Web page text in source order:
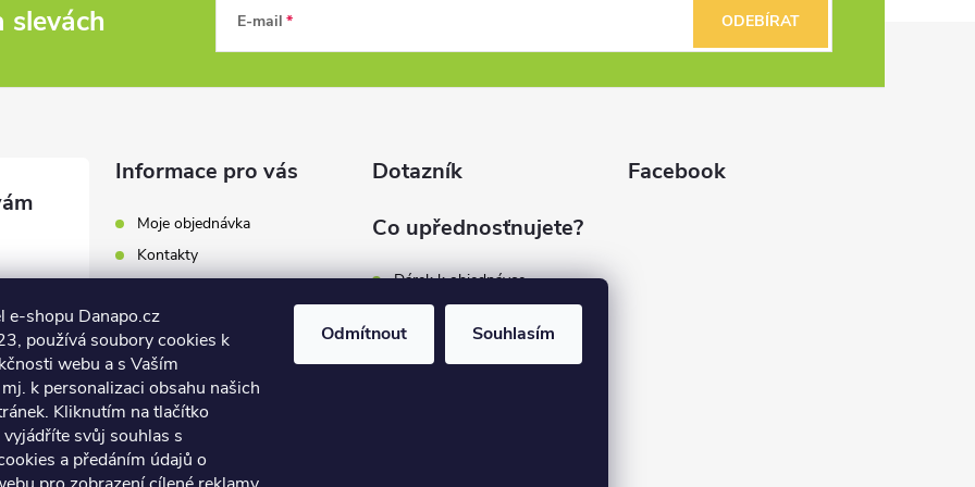
e-shopu Danapo.cz
používá soubory cookies k
webu a s Vaším
k personalizaci obsahu našich
Kliknutím na tlačítko
vyjádříte svůj souhlas s
a předáním údajů o
Odmítnout Souhlasím
slevách E-mail ODEBÍRAT
446
446
Informace pro vás
Moje objednávka
Kontakty
Hodnocení obchodu
Obchodní podmínky
Reklamace a výměna zboží
Podmínky ochrany osobních
údajů
Soubory cookies
Dotazník
Co upřednosťnujete?
Dárek k objednávce
Zákaznický servis
Dopravu zdarma
Facebook